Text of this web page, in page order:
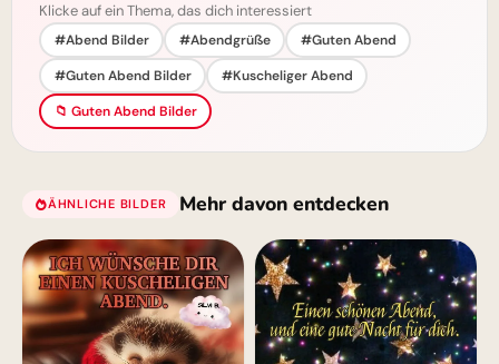
Klicke auf ein Thema, das dich interessiert
#Abend Bilder #Abendgrüße
#Guten Abend
#Guten Abend Bilder
#Kuscheliger Abend
📁 Guten Abend Bilder
ÄHNLICHE BILDER Mehr davon entdecken